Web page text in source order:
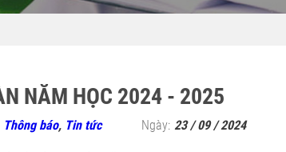
NĂM HỌC 2024 - 2025
Thông báo, Tin tức Ngày: 23 / 09 / 2024